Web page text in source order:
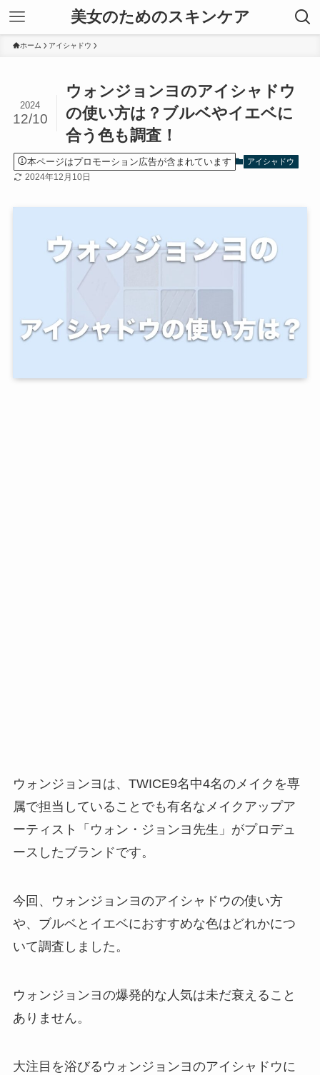
美女のためのスキンケア
ホーム アイシャドウ
ウォンジョンヨのアイシャドウ
の使い方は？ブルベやイエベに
合う色も調査！
2024
12/10
本ページはプロモーション広告が含まれています アイシャドウ
2024年12月10日
ウォンジョンヨは、TWICE9名中4名のメイクを専
属で担当していることでも有名なメイクアップア
ーティスト「ウォン・ジョンヨ先生」がプロデュ
ースしたブランドです。
今回、ウォンジョンヨのアイシャドウの使い方
や、ブルベとイエベにおすすめな色はどれかにつ
いて調査しました。
ウォンジョンヨの爆発的な人気は未だ衰えること
ありません。
大注目を浴びるウォンジョンヨのアイシャドウに